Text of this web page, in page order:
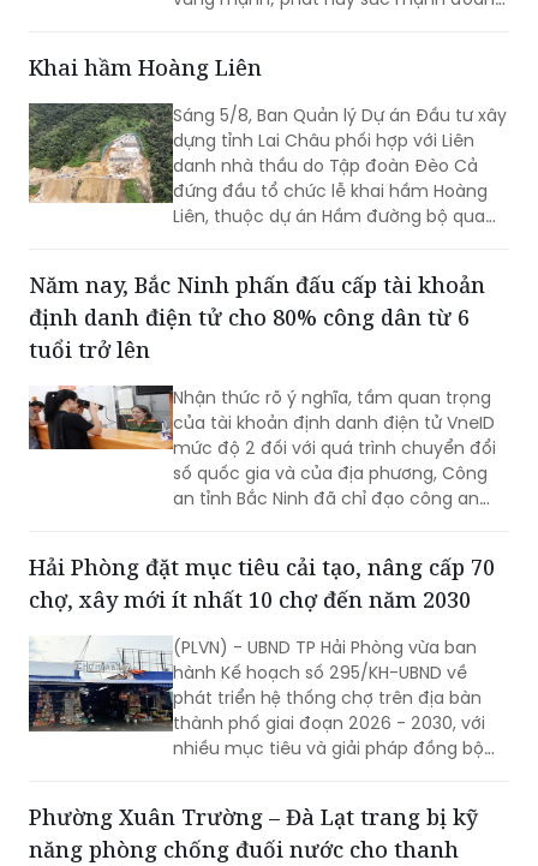
Lạng Sơn trở thành một cực tăng
trưởng của vùng Trung du và miền núi
Bắc Bộ”. Đây không chỉ là việc tổng kết
thực tiễn một cách toàn diện từ nhiệm
kỳ 2020 - 2025, mà còn thể hiện rõ
tầm nhìn, bản lĩnh và quyết tâm chính
trị của Đảng bộ tỉnh trong giai đoạn
Khai hầm Hoàng Liên
Sáng 5/8, Ban Quản lý Dự án Đầu tư xây
dựng tỉnh Lai Châu phối hợp với Liên
danh nhà thầu do Tập đoàn Đèo Cả
đứng đầu tổ chức lễ khai hầm Hoàng
Liên, thuộc dự án Hầm đường bộ qua
Năm nay, Bắc Ninh phấn đấu cấp tài khoản
định danh điện tử cho 80% công dân từ 6
tuổi trở lên
Nhận thức rõ ý nghĩa, tầm quan trọng
của tài khoản định danh điện tử VneID
mức độ 2 đối với quá trình chuyển đổi
số quốc gia và của địa phương, Công
an tỉnh Bắc Ninh đã chỉ đạo công an
nhận, kích hoạt tài khoản định danh
điện tử cho người dân.
Hải Phòng đặt mục tiêu cải tạo, nâng cấp 70
chợ, xây mới ít nhất 10 chợ đến năm 2030
(PLVN) - UBND TP Hải Phòng vừa ban
hành Kế hoạch số 295/KH-UBND về
phát triển hệ thống chợ trên địa bàn
thành phố giai đoạn 2026 - 2030, với
nhiều mục tiêu và giải pháp đồng bộ
doanh, đáp ứng yêu cầu phát triển đô
thị và xây dựng nông thôn mới.
Phường Xuân Trường – Đà Lạt trang bị kỹ
năng phòng chống đuối nước cho thanh